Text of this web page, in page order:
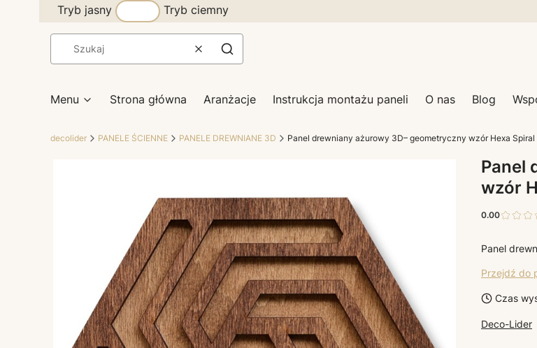
Tryb jasny Tryb ciemny
WyczyśćSzukaj
Menu Strona główna Aranżacje Instrukcja montażu paneli O nas Blog
decolider PANELE ŚCIENNE PANELE DREWNIANE 3D Panel drewniany ażurowy 3D– geometryczny wzór Hexa Spiral
Panel
wzór
0.00
Panel
Przejdź do
Czas
Deco-Lider